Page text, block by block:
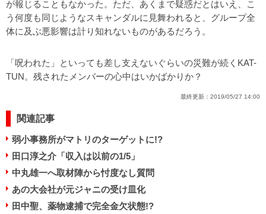
が報じることもなかった。ただ、あくまで疑惑だとはいえ、こ
う何度も同じようなスキャンダルに見舞われると、グループ全
体に及ぶ悪影響は計り知れないものがあるだろう。
「呪われた」といっても差し支えないぐらいの災難が続くKAT-
TUN。残されたメンバーの心中はいかばかりか？
最終更新： 2019/05/27 14:00
関連記事
弱小事務所がマトリのターゲットに!?
田口淳之介「収入は以前の1/5」
中丸雄一へ取材陣から忖度なし質問
あの大会社が元ジャニの受け皿化
田中聖、薬物逮捕で完全金欠状態!?